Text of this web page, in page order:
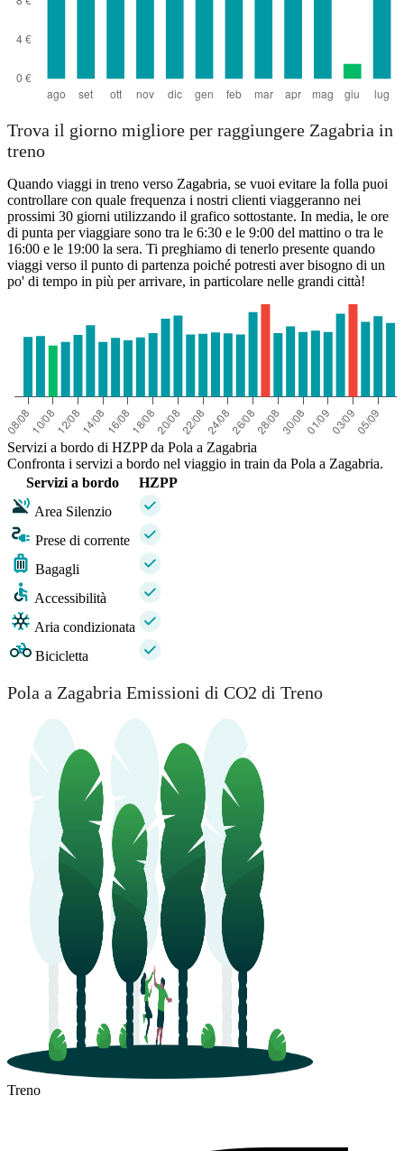
Trova il giorno migliore per raggiungere Zagabria in
treno
Quando viaggi in treno verso Zagabria, se vuoi evitare la folla puoi
controllare con quale frequenza i nostri clienti viaggeranno nei
prossimi 30 giorni utilizzando il grafico sottostante. In media, le ore
di punta per viaggiare sono tra le 6:30 e le 9:00 del mattino o tra le
16:00 e le 19:00 la sera. Ti preghiamo di tenerlo presente quando
viaggi verso il punto di partenza poiché potresti aver bisogno di un
po' di tempo in più per arrivare, in particolare nelle grandi città!
Servizi a bordo di HZPP da Pola a Zagabria
Confronta i servizi a bordo nel viaggio in train da Pola a Zagabria.
Servizi a bordo
HZPP
Area Silenzio
Prese di corrente
Bagagli
Accessibilità
Aria condizionata
Bicicletta
Pola a Zagabria Emissioni di CO2 di Treno
Treno